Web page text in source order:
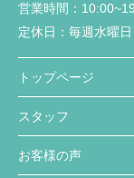
営業時間：
定休日： 毎週水曜日
トップページ
スタッフ
お客様の声